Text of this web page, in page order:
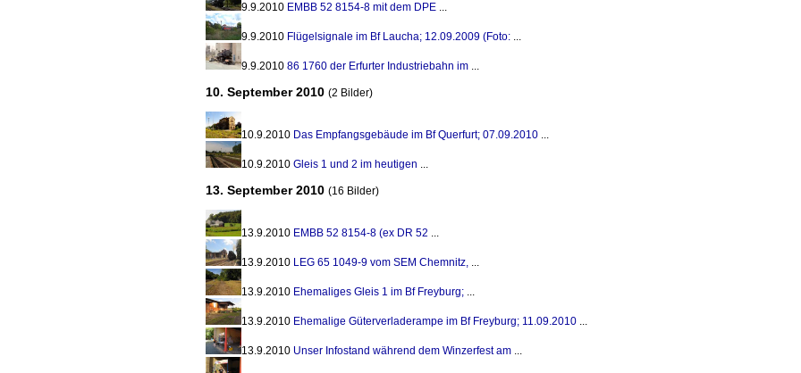
9.9.2010 EMBB 52 8154-8 mit dem DPE ...
9.9.2010 Flügelsignale im Bf Laucha; 12.09.2009 (Foto: ...
9.9.2010 86 1760 der Erfurter Industriebahn im ...
10. September 2010 (2 Bilder)
10.9.2010 Das Empfangsgebäude im Bf Querfurt; 07.09.2010 ...
10.9.2010 Gleis 1 und 2 im heutigen ...
13. September 2010 (16 Bilder)
13.9.2010 EMBB 52 8154-8 (ex DR 52 ...
13.9.2010 LEG 65 1049-9 vom SEM Chemnitz, ...
13.9.2010 Ehemaliges Gleis 1 im Bf Freyburg; ...
13.9.2010 Ehemalige Güterverladerampe im Bf Freyburg; 11.09.2010 ...
13.9.2010 Unser Infostand während dem Winzerfest am ...